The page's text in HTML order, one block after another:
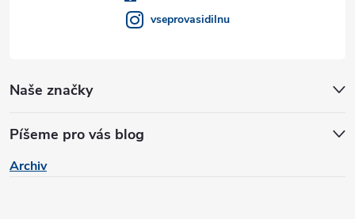
y
ý
p
Naše značky
Píšeme pro vás blog
Archiv
vseprovasidilnu